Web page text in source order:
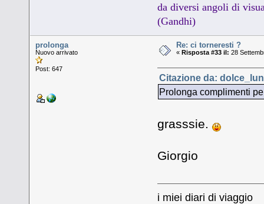
da diversi angoli di
(Gandhi)
prolonga
Nuovo arrivato
Post: 647
Re: ci torneresti ?
«Risposta #33 il: 28
Citazione da:
Prolonga complimenti
grasssie.
Giorgio
i miei diari di viaggio